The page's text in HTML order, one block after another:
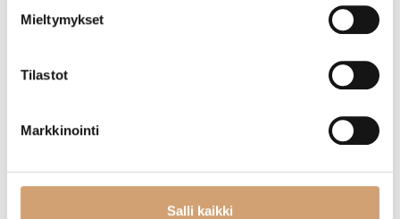
Mieltymykset
Tilastot
Markkinointi
Salli kaikki
9,90€